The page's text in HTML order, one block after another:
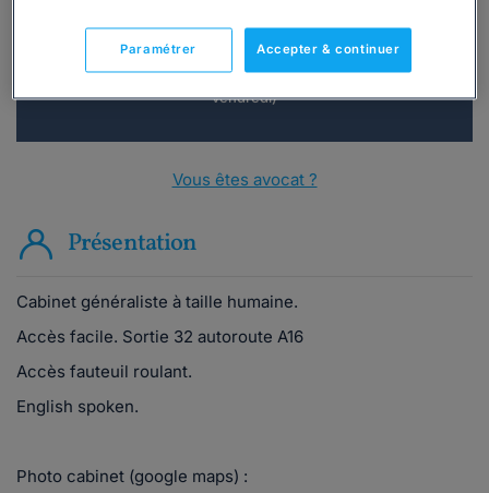
ou appelez le01 75 75 42 33(8h à 21h du lundi au
vendredi)
Vous êtes avocat ?
Présentation
Cabinet généraliste à taille humaine.
Accès facile. Sortie 32 autoroute A16
Accès fauteuil roulant.
English spoken.
Photo cabinet (google maps) :
Accepter & continuer
Paramétrer